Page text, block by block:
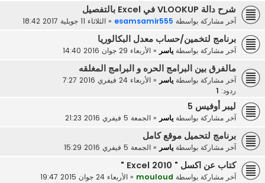
شرح دالة VLOOKUP في Excel بالتفصيل
آخر مشاركة بواسطة esamsamir555
« الثلاثاء 11 جويلية 2017 18:42
برنامج لتخمين/حساب معدل البكالوريا
آخر مشاركة بواسطة ياسر « الأربعاء 29 جوان 2016 14:40
مالفرق بين البرامج الحره و البرامج المغلقه
آخر مشاركة بواسطة ياسر « الأربعاء 24 فيفري 2016 7:27
ردود: 1
ليبر أوفيس 5
آخر مشاركة بواسطة ياسر « الجمعة 5 فيفري 2016 21:23
برنامج لتحميل موقع كامل
آخر مشاركة بواسطة ياسر « الجمعة 5 فيفري 2016 15:29
كتاب عن اكسل " Excel 2010 "
آخر مشاركة بواسطة mouloud
« الأربعاء 24 جوان 2015 19:47